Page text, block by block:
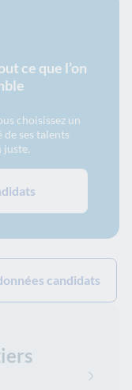
ce que l’on
choisissez un
ses talents
candidats